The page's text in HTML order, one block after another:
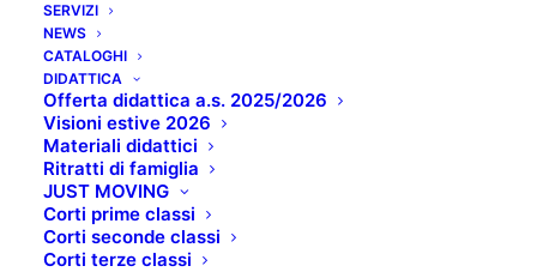
SERVIZI
NEWS
CATALOGHI
DIDATTICA
Offerta didattica a.s. 2025/2026
Visioni estive 2026
Materiali didattici
Ritratti di famiglia
JUST MOVING
Corti prime classi
Corti seconde classi
Corti terze classi
IL CINEMA DEL
CALENDARIO DEL
POPOLO
FEBBRAIO 9, 2021